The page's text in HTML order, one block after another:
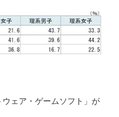
ェア・ゲームソフト」が